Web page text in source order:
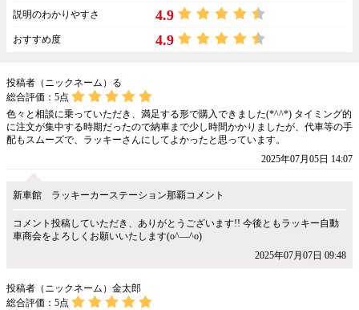
説明のわかりやすさ 4.9
おすすめ度 4.9
投稿者（ニックネーム）る
総合評価： 5点
色々と相談に乗っていただき、満足する形で購入できました(*^^*) タイミング的
に注文が集中する時期だったので納車まで少し時間かかりましたが、代車等の手
配もスムーズで、ラッキーさんにしてよかったと思っています。
2025年07月05日 14:07
新車館 ラッキーカーステーション那覇コメント
コメント投稿していただき、ありがとうございます!! 今後ともラッキー自動
車商会をよろしくお願いいたします(o^―^o)
2025年07月07日 09:48
投稿者（ニックネーム）金太郎
総合評価： 5点